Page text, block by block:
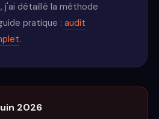
j'ai détaillé la méthode
pratique :audit
.
2026